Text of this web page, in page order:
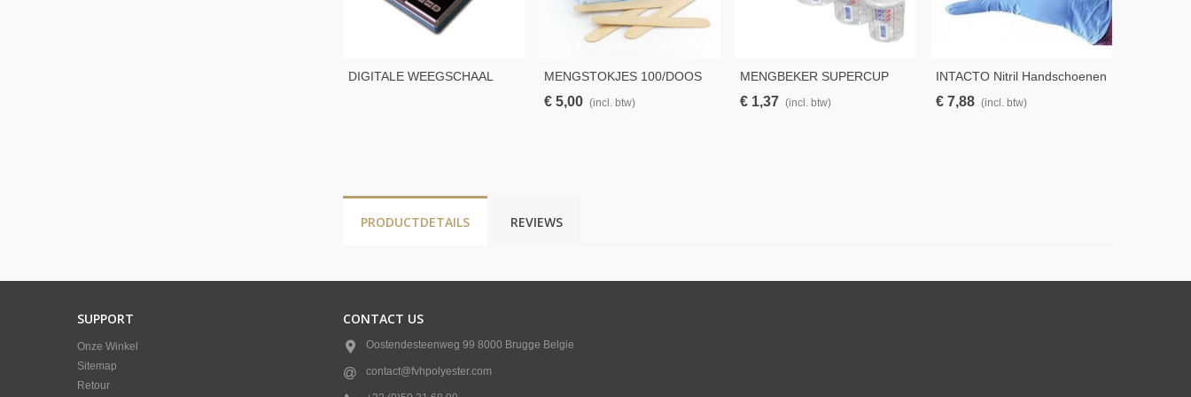
DIGITALE WEEGSCHAAL
MENGSTOKJES 100/DOOS
€ 5,00 (incl. btw)
MENGBEKER SUPERCUP
650ML
€ 1,37 (incl. btw)
INTACTO Nitril Handschoenen
XL – 100 Stuks
€ 7,88 (incl. btw)
PRODUCTDETAILS REVIEWS
SUPPORT
Onze Winkel
Sitemap
Retour
CONTACT US
Oostendesteenweg 99 8000 Brugge Belgie
contact@fvhpolyester.com